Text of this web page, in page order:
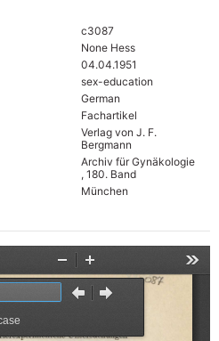
c3087
None Hess
04.04.1951
sex-education
German
Fachartikel
Verlag von J. F.
Bergmann
Archiv für Gynäkologie
, 180. Band
München